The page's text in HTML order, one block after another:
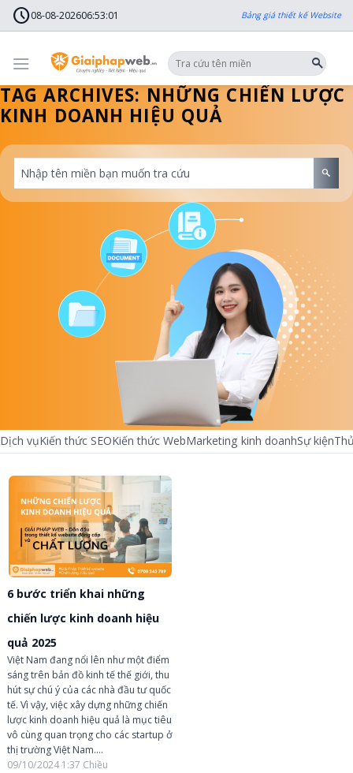
contentschedule08-08-202606:53:02 Bảng giá thiết kế Website
TAG ARCHIVES: NHỮNG CHIẾN LƯỢC
KINH DOANH HIỆU QUẢ
Dịch vụKiến thức SEOKiến thức WebMarketing kinh doanhSự kiện
6 bước triển khai những
chiến lược kinh doanh hiệu
quả 2025
Việt Nam đang nổi lên như một điểm
sáng trên bản đồ kinh tế thế giới, thu
hút sự chú ý của các nhà đầu tư quốc
tế. Vì vậy, việc xây dựng những chiến
lược kinh doanh hiệu quả là mục tiêu
vô cùng quan trọng cho các startup ở
thị trường Việt Nam....
09/10/2024 1:37 Chiều